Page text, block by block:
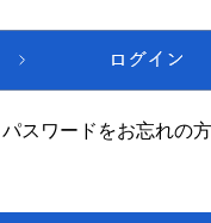
パスワードをお忘れの